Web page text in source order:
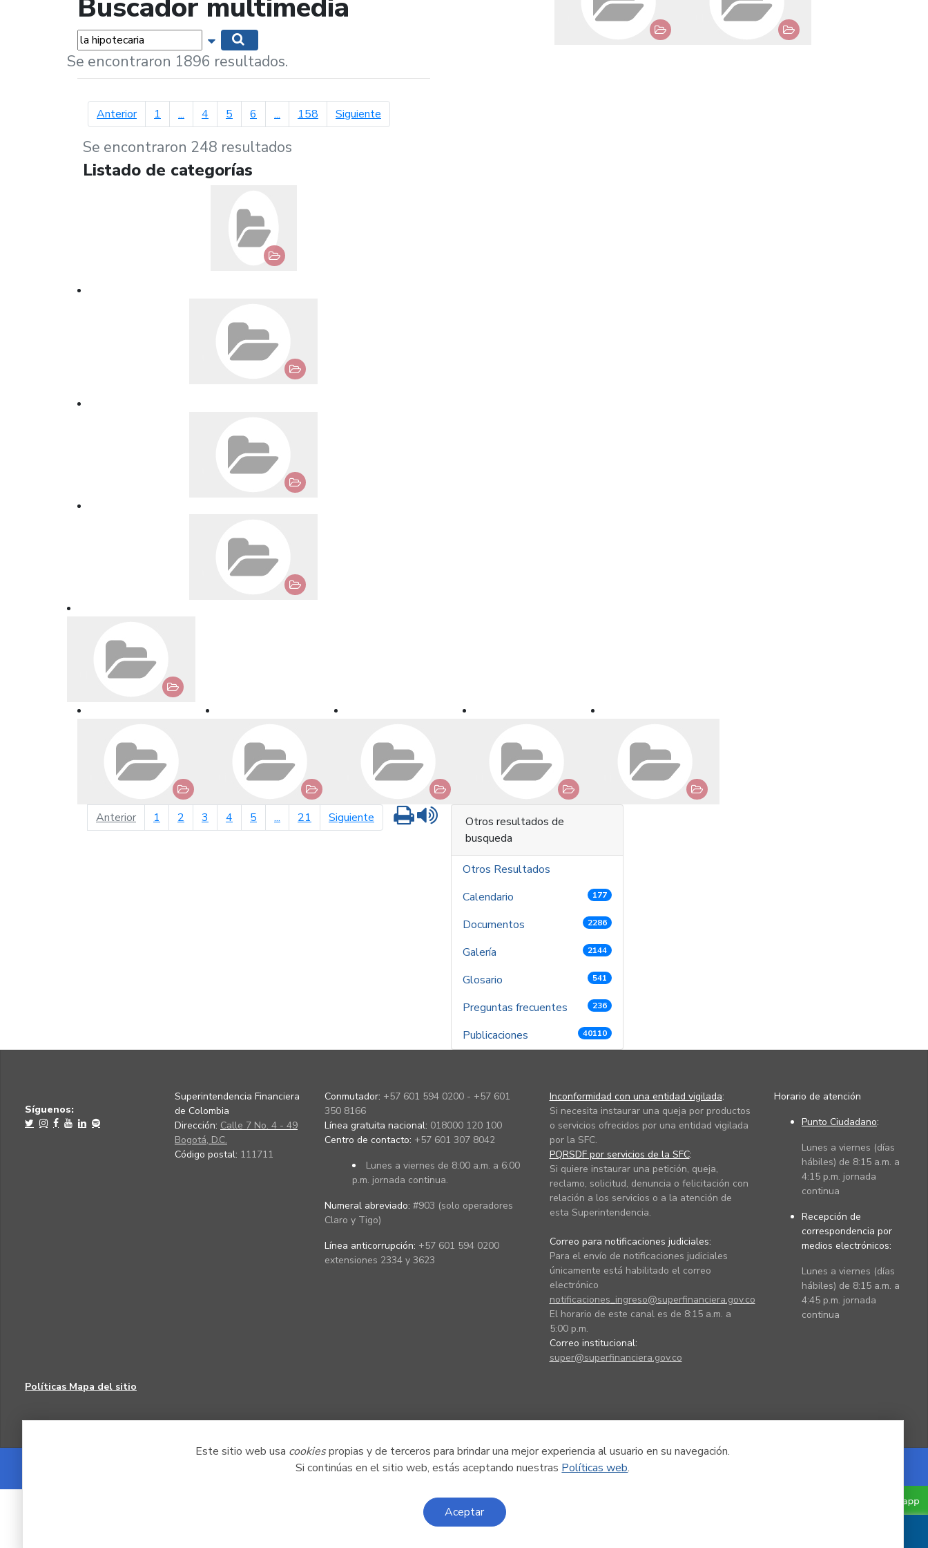
Este sitio web usa cookiespropias y de terceros para brindar una mejor experiencia al usuario en su navegación.
Si continúas en el sitio web, estás aceptando nuestras Políticas web.
Aceptar
Buscador multimedia
Palabras... Mostrar opciones de búsqueda
Se encontraron 1896 resultados.
Anteriorpágina anterior
1 ... 4 5 6 ... 158 Siguiente
Se encontraron 248 resultados
Listado de categorías
Anteriorpágina anterior
1 2 3 4 5 ... 21 Siguiente página siguiente
Imprimir
Otros resultados de
busqueda
Otros Resultados
Calendario
177
Documentos 2286
Galería 2144
Glosario 541
Preguntas frecuentes 236
Publicaciones 40110
Síguenos:
Superintendencia Financiera
de Colombia
Dirección: Calle 7 No. 4 - 49
Bogotá, D.C.
Código postal: 111711
Conmutador: +57 601 594 0200 - +57 601
350 8166
Línea gratuita nacional: 018000 120 100
Centro de contacto: +57 601 307 8042
Lunes a viernes de 8:00 a.m. a 6:00
p.m. jornada continua.
Numeral abreviado: #903 (solo operadores
Claro y Tigo)
Línea anticorrupción: +57 601 594 0200
extensiones 2334 y 3623
Inconformidad con una entidad vigilada:
Si necesita instaurar una queja por productos
o servicios ofrecidos por una entidad vigilada
por la SFC.
PQRSDF por servicios de la SFC:
Si quiere instaurar una petición, queja,
reclamo, solicitud, denuncia o felicitación con
relación a los servicios o a la atención de
esta Superintendencia.
Correo para notificaciones judiciales:
Para el envío de notificaciones judiciales
únicamente está habilitado el correo
electrónico
notificaciones_ingreso@superfinanciera.gov.co
El horario de este canal es de 8:15 a.m. a
5:00 p.m.
Correo institucional:
super@superfinanciera.gov.co
Horario de atención
Punto Ciudadano:
Lunes a viernes (días
hábiles) de 8:15 a.m. a
4:15 p.m. jornada
continua
Recepción de
correspondencia por
medios electrónicos:
Lunes a viernes (días
hábiles) de 8:15 a.m. a
4:45 p.m. jornada
continua
Políticas Mapa del sitio
Powered by Nexura